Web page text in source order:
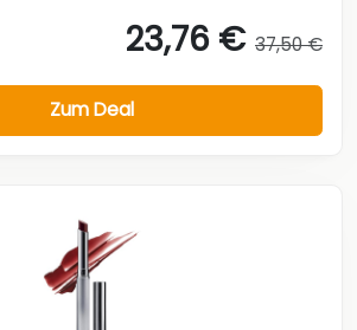
23,76 € 37,50 €
Zum Deal